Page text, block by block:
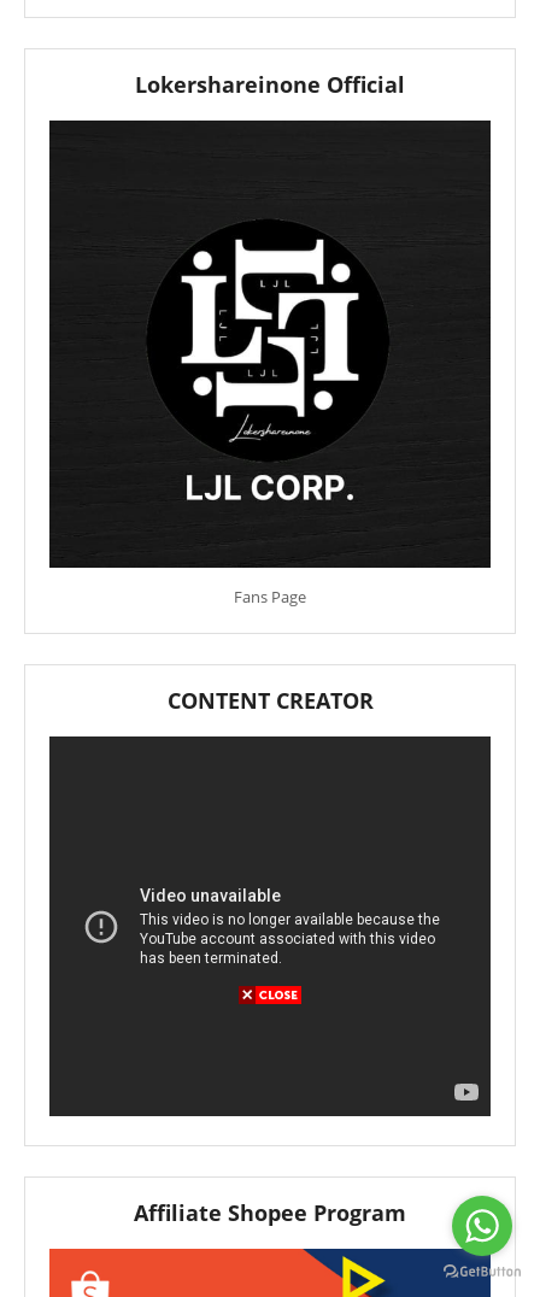
Lokershareinone Official
Fans Page
CONTENT CREATOR
Affiliate Shopee Program